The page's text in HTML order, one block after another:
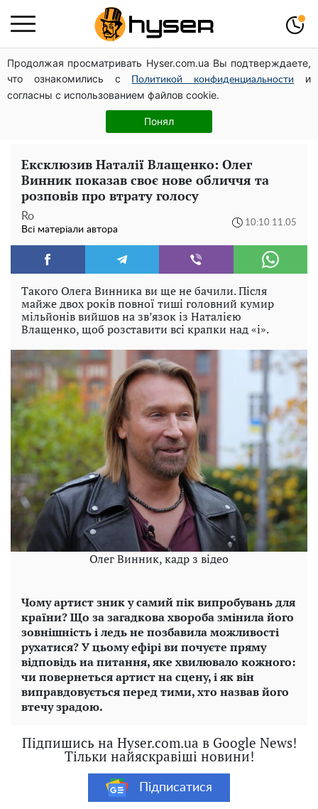
Продолжая просматривать Hyser.com.ua Вы подтверждаете,
что ознакомились с
Политикой конфиденциальности
и
согласны с использованием файлов cookie.
Понял
Дрони із націнкою: Олександр Конотопський вивів
мільйони оборонного бюджету через фіктивну фірму в
Естонії
Гола Олена Тополя у цікавих позах змусила відвисати
щелепи: злив відео – було лише початком
Ексклюзив Наталії Влащенко: Олег
Винник показав своє нове обличчя та
розповів про втрату голосу
Ro
Всі матеріали автора
10:10 11.05
Такого Олега Винника ви ще не бачили. Після
майже двох років повної тиші головний кумир
мільйонів вийшов на зв’язок із Наталією
Влащенко, щоб розставити всі крапки над «і».
Олег Винник, кадр з відео
Чому артист зник у самий пік випробувань для
країни? Що за загадкова хвороба змінила його
зовнішність і ледь не позбавила можливості
рухатися? У цьому ефірі ви почуєте пряму
відповідь на питання, яке хвилювало кожного:
чи повернеться артист на сцену, і як він
виправдовується перед тими, хто назвав його
втечу зрадою.
Підпишись на Hyser.com.ua в Google News!
Тільки найяскравіші новини!
Підписатися